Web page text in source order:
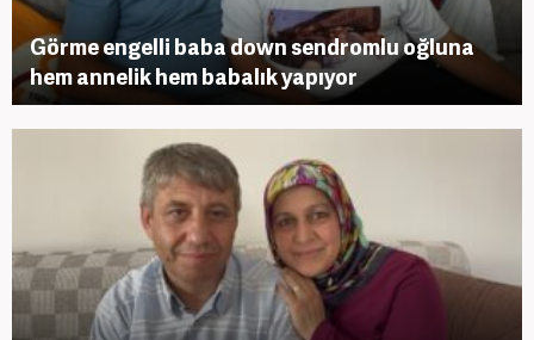
Görme engelli baba down sendromlu oğluna
hem annelik hem babalık yapıyor